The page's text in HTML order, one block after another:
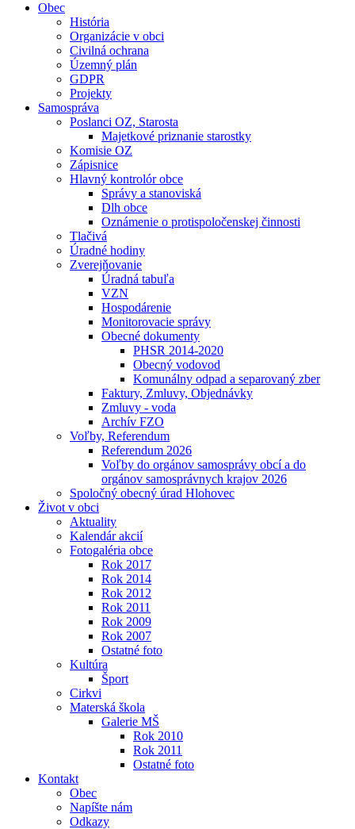
Obec
História
Organizácie v obci
Civilná ochrana
Územný plán
GDPR
Projekty
Samospráva
Poslanci OZ, Starosta
Majetkové priznanie starostky
Komisie OZ
Zápisnice
Hlavný kontrolór obce
Správy a stanoviská
Dlh obce
Oznámenie o protispoločenskej činnosti
Tlačivá
Úradné hodiny
Zverejňovanie
Úradná tabuľa
VZN
Hospodárenie
Monitorovacie správy
Obecné dokumenty
PHSR 2014-2020
Obecný vodovod
Komunálny odpad a separovaný zber
Faktury, Zmluvy, Objednávky
Zmluvy - voda
Archív FZO
Voľby, Referendum
Referendum 2026
Voľby do orgánov samosprávy obcí a do
orgánov samosprávnych krajov 2026
Spoločný obecný úrad Hlohovec
Život v obci
Aktuality
Kalendár akcií
Fotogaléria obce
Rok 2017
Rok 2014
Rok 2012
Rok 2011
Rok 2009
Rok 2007
Ostatné foto
Kultúra
Šport
Cirkvi
Materská škola
Galerie MŠ
Rok 2010
Rok 2011
Ostatné foto
Kontakt
Obec
Napíšte nám
Odkazy